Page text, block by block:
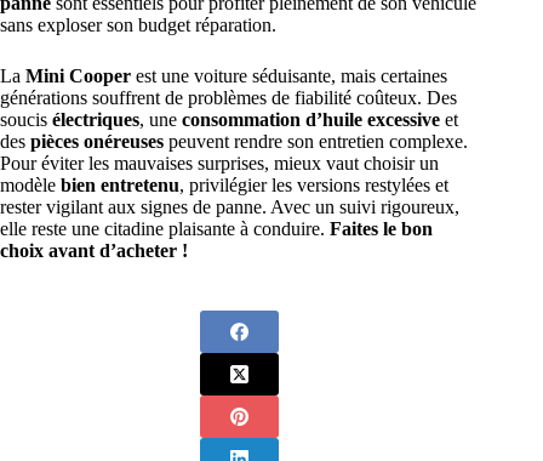
sans exploser son budget réparation.
La Mini Cooper est une voiture séduisante, mais certaines
générations souffrent de problèmes de fiabilité coûteux. Des
soucis électriques, une consommation d’huile excessive et
des pièces onéreuses peuvent rendre son entretien complexe.
Pour éviter les mauvaises surprises, mieux vaut choisir un
modèle bien entretenu, privilégier les versions restylées et
rester vigilant aux signes de panne. Avec un suivi rigoureux,
elle reste une citadine plaisante à conduire. Faites le bon
choix avant d’acheter !